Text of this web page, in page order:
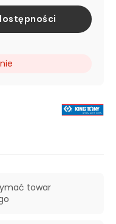
towar